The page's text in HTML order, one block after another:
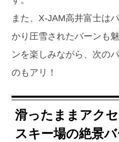
また、X-JAM高井富士は
かり圧雪されたバーンも
ンを楽しみながら、次の
のもアリ！
滑ったままアク
スキー場の絶景